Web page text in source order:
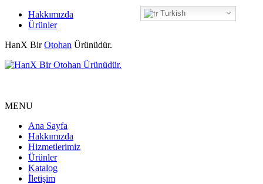
Hakkımızda
Ürünler
HanX BirOtohan Ürünüdür.
MENU
Ana Sayfa
Hakkımızda
Hizmetlerimiz
Ürünler
Katalog
İletişim
Turkish